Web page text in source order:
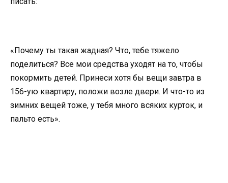
«Почему ты такая жадная? Что, тебе тяжело
поделиться? Все мои средства уходят на то, чтобы
покормить детей. Принеси хотя бы вещи завтра в
156-ую квартиру, положи возле двери. И что-то из
зимних вещей тоже, у тебя много всяких курток, и
пальто есть».